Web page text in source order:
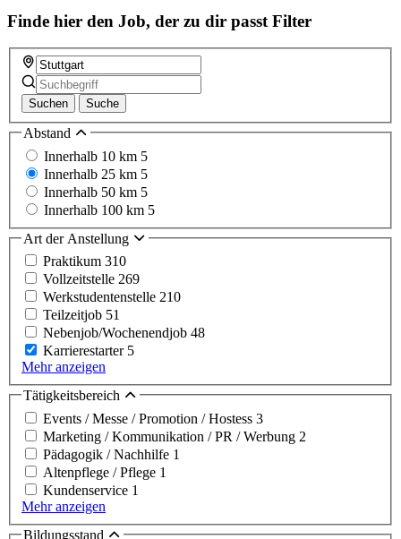
Finde hier den Job, der zu dir passt Filter
Suchen Suche
Abstand
Innerhalb 10 km 5
Innerhalb 25 km 5
Innerhalb 50 km 5
Innerhalb 100 km 5
Art der Anstellung
Praktikum 310
Vollzeitstelle 269
Werkstudentenstelle 210
Teilzeitjob 51
Nebenjob/Wochenendjob 48
Karrierestarter 5
Mehr anzeigen
Tätigkeitsbereich
Events / Messe / Promotion / Hostess 3
Marketing / Kommunikation / PR / Werbung 2
Pädagogik / Nachhilfe 1
Altenpflege / Pflege 1
Kundenservice 1
Mehr anzeigen
Bildungsstand